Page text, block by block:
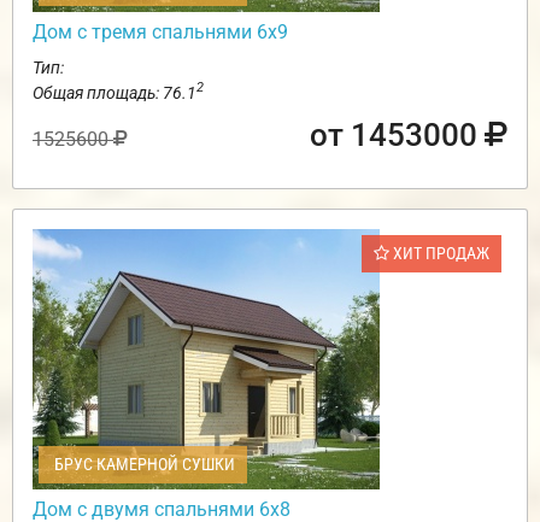
Дом с тремя спальнями 6х9
Тип:
Общая площадь: 76.12
1525600 от 1453000
ХИТ ПРОДАЖ
БРУС КАМЕРНОЙ СУШКИ
Дом с двумя спальнями 6х8